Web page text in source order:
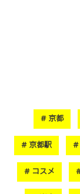
京都
京都駅
コスメ